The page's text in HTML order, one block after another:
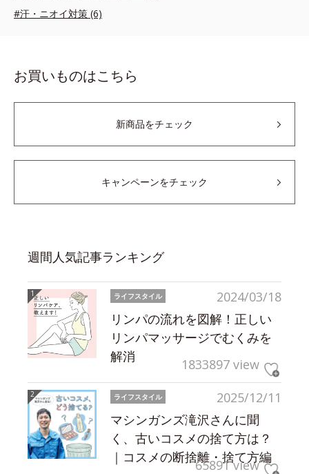
#汗・ニオイ対策 (6)
お買いものはこちら
新商品をチェック
キャンペーンをチェック
週間人気記事ランキング
2024/03/18
ライフスタイル
リンパの流れを図解！正しい
リンパマッサージでむくみを
解消
1833897 view
2025/12/11
ライフスタイル
マシンガンズ滝沢さんに聞
く、古いコスメの捨て方は？
｜コスメの断捨離・捨て方編
65891 view